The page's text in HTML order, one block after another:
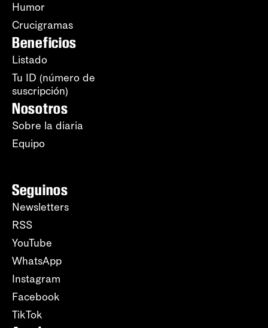
Humor
Crucigramas
Beneficios
Listado
Tu ID (número de
suscripción)
Nosotros
Sobre la diaria
Equipo
Seguinos
Newsletters
RSS
YouTube
WhatsApp
Instagram
Facebook
TikTok